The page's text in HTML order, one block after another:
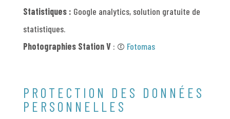
Statistiques : Google analytics, solution gratuite de
statistiques.
Photographies Station V: © Fotomas
PROTECTION DES DONNÉES
PERSONNELLES